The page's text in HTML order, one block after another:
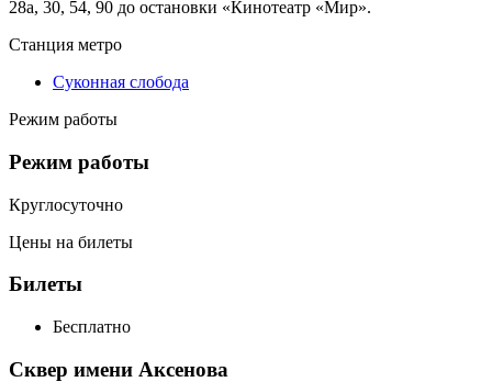
28а, 30, 54, 90 до остановки «Кинотеатр «Мир».
Станция метро
Суконная слобода
Режим работы
Режим работы
Круглосуточно
Цены на билеты
Билеты
Бесплатно
Сквер имени Аксенова